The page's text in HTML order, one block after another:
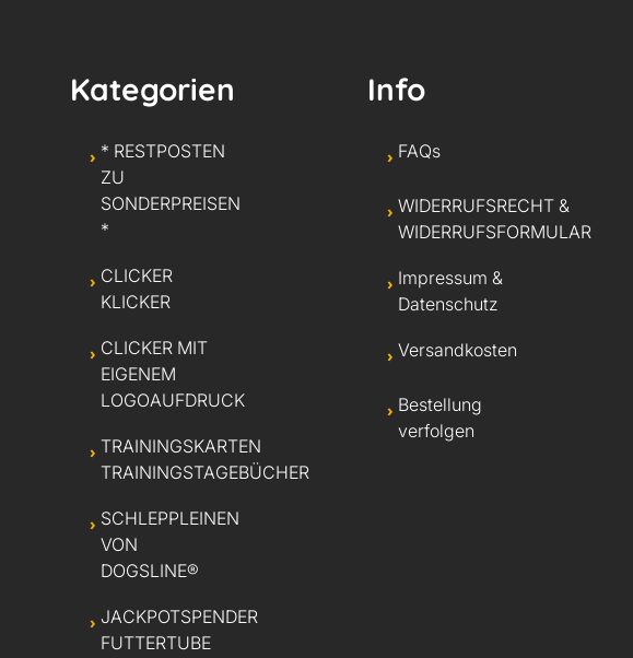
Kategorien
* RESTPOSTEN
ZU
SONDERPREISEN
*
CLICKER
KLICKER
CLICKER MIT
EIGENEM
LOGOAUFDRUCK
TRAININGSKARTEN
TRAININGSTAGEBÜCHER
SCHLEPPLEINEN
VON
DOGSLINE®
JACKPOTSPENDER
FUTTERTUBE
Info
FAQs
WIDERRUFSRECHT &
WIDERRUFSFORMULAR
Impressum &
Datenschutz
Versandkosten
Bestellung
verfolgen